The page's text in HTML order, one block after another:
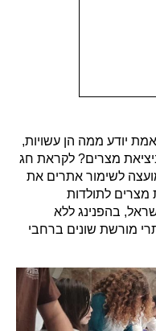
יודע ממה הן עשויות,
מצרים? לקראת חג
לשימור אתרים את
מצרים לתולדות
בהפנינג ללא
מורשת שונים ברחבי